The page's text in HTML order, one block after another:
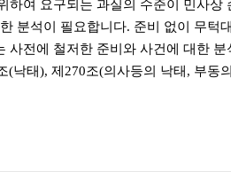
하여 요구되는 과실의 수준이 민사
분석이 필요합니다. 준비 없이 무
사전에 철저한 준비와 사건에 대한
(낙태), 제270조(의사등의 낙태, 부